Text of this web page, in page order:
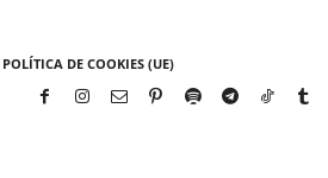
POLÍTICA DE COOKIES (UE)